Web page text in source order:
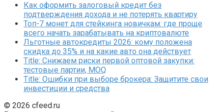
Как оформить залоговый кредит без
подтверждения дохода и не потерять квартиру
Топ-7 монет для стейкинга новичкам: где проще
всего начать зарабатывать на криптовалюте
Льготные автокредиты 2026: кому положена
скидка до 35% и на какие авто она действует
Title: Снижаем риски первой оптовой закупки:
тестовые партии, MOQ
Title: Ошибки при выборе брокера: Защитите свои
инвестиции и средства
© 2026 cfeed.ru